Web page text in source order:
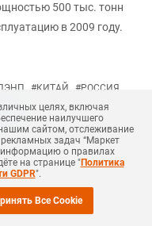
500 тыс. тонн
в 2009 году.
#КИТАЙ #РОССИЯ
целях, включая
наилучшего
сайтом, отслеживание
задач “Маркет
информацию о правилах
на странице "Политика
GDPR".
Все Cookie